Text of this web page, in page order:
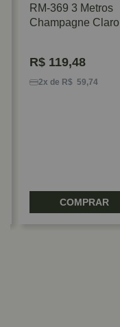
RM-369 3 Metros
Champagne Claro
R$ 119,48
2x de R$ 59,74
COMPRAR